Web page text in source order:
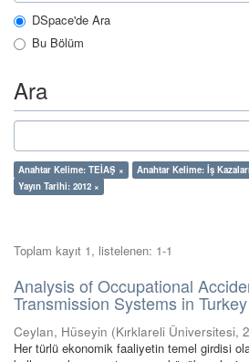
DSpace'de Ara
Bu Bölüm
Ara
Anahtar Kelime: TEİAŞ × Anahtar Kelime: İş
Yayın Tarihi: 2012 ×
Toplam kayıt 1, listelenen: 1-1
Analysis of Occupational
Transmission Systems in Turkey
Ceylan, Hüseyin (Kırklareli Üniversitesi,
Her türlü ekonomik faaliyetin temel girdisi